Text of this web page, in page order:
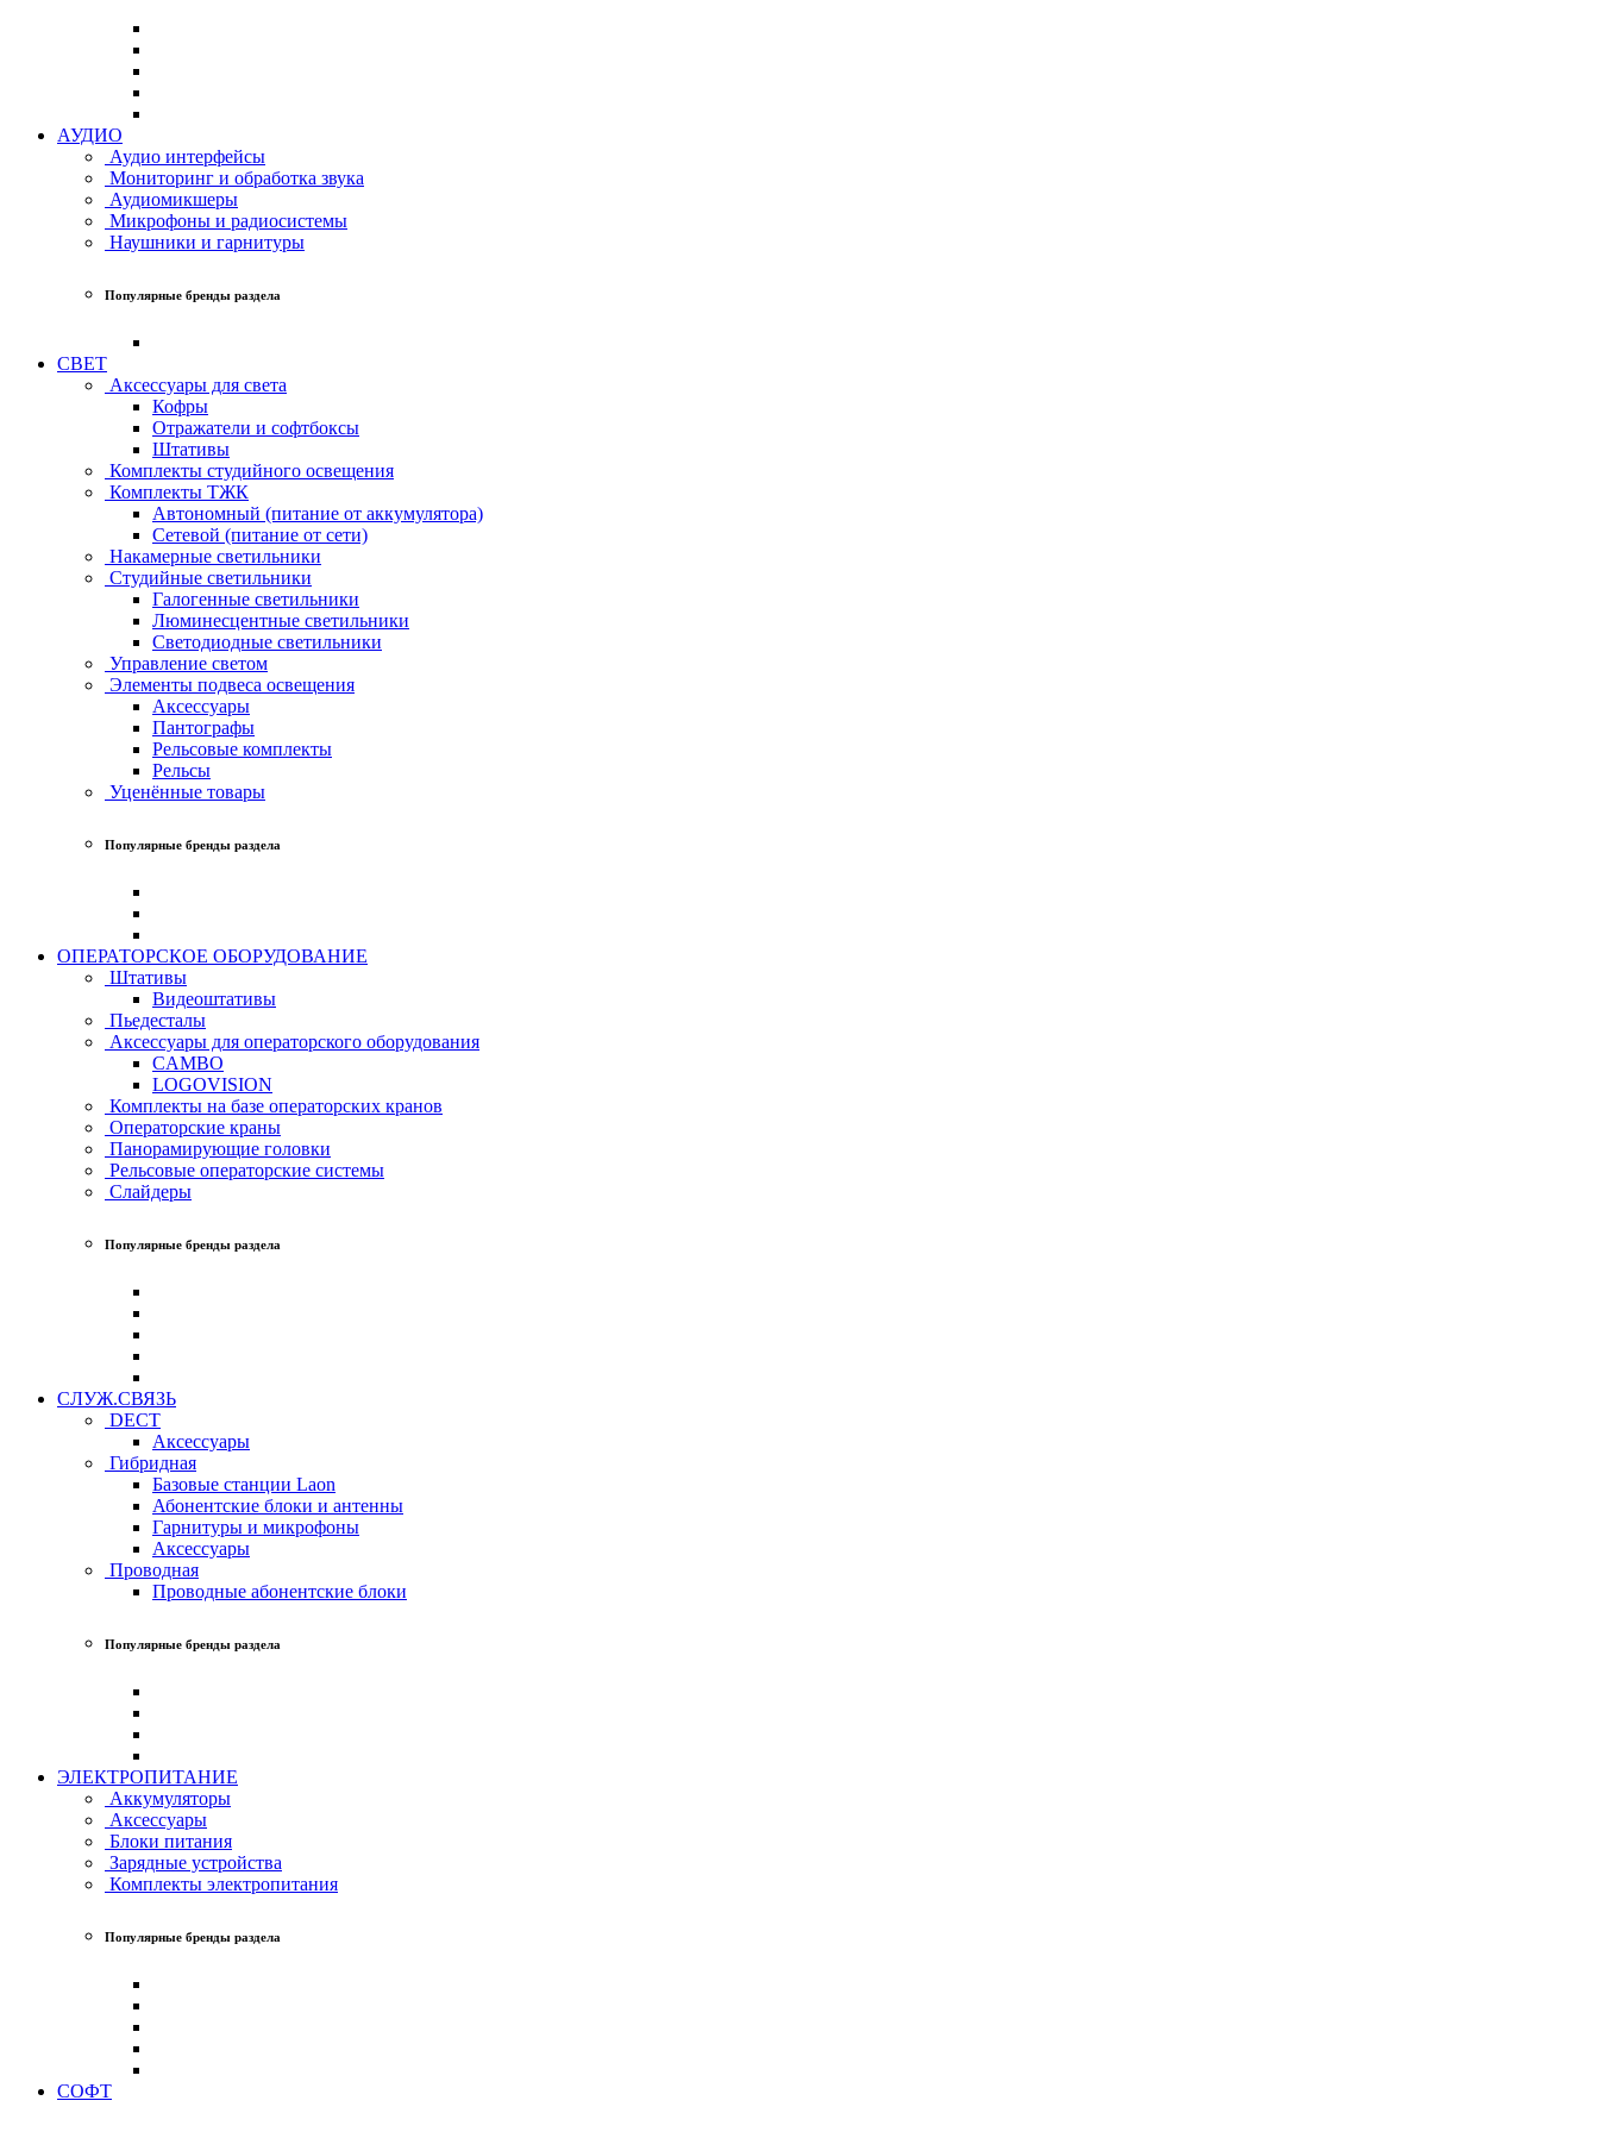
АУДИО
Аудио интерфейсы
Мониторинг и обработка звука
Аудиомикшеры
Микрофоны и радиосистемы
Наушники и гарнитуры
Популярные бренды раздела
СВЕТ
Аксессуары для света
Кофры
Отражатели и софтбоксы
Штативы
Комплекты студийного освещения
Комплекты ТЖК
Автономный (питание от аккумулятора)
Сетевой (питание от сети)
Накамерные светильники
Студийные светильники
Галогенные светильники
Люминесцентные светильники
Светодиодные светильники
Управление светом
Элементы подвеса освещения
Аксессуары
Пантографы
Рельсовые комплекты
Рельсы
Уценённые товары
Популярные бренды раздела
ОПЕРАТОРСКОЕ ОБОРУДОВАНИЕ
Штативы
Видеоштативы
Пьедесталы
Аксессуары для операторского оборудования
CAMBO
LOGOVISION
Комплекты на базе операторских кранов
Операторские краны
Панорамирующие головки
Рельсовые операторские системы
Слайдеры
Популярные бренды раздела
СЛУЖ.СВЯЗЬ
DECT
Аксессуары
Гибридная
Базовые станции Laon
Абонентские блоки и антенны
Гарнитуры и микрофоны
Аксессуары
Проводная
Проводные абонентские блоки
Популярные бренды раздела
ЭЛЕКТРОПИТАНИЕ
Аккумуляторы
Аксессуары
Блоки питания
Зарядные устройства
Комплекты электропитания
Популярные бренды раздела
СОФТ